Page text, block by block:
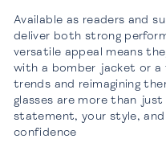
Available as readers and
deliver both strong
versatile appeal means
with a bomber jacket or a
trends and reimagining
glasses are more than
statement, your style,
confidence